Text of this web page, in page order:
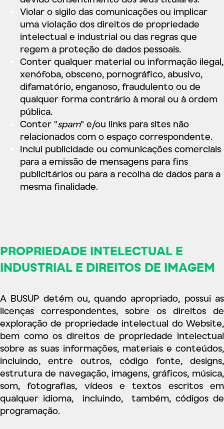
Violar o sigilo das comunicações ou implicar
uma violação dos direitos de propriedade
intelectual e industrial ou das regras que
regem a proteção de dados pessoais.
Conter qualquer material ou informação ilegal,
xenófoba, obsceno, pornográfico, abusivo,
difamatório, enganoso, fraudulento ou de
qualquer forma contrário à moral ou à ordem
pública.
Conter "spam" e/ou links para sites não
relacionados com o espaço correspondente.
Inclui publicidade ou comunicações comerciais
para a emissão de mensagens para fins
publicitários ou para a recolha de dados para a
mesma finalidade.
PROPRIEDADE INTELECTUAL E
INDUSTRIAL E DIREITOS DE IMAGEM
A BUSUP detém ou, quando apropriado, possui as
licenças correspondentes, sobre os direitos de
exploração de propriedade intelectual do Website,
bem como os direitos de propriedade intelectual
sobre as suas informações, materiais e conteúdos,
incluindo, entre outros, código fonte, designs,
estrutura de navegação, imagens, gráficos, música,
som, fotografias, vídeos e textos escritos em
qualquer idioma, incluindo, também, códigos de
programação.